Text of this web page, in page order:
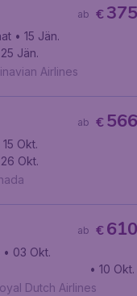
€375
ab
• 15 Jän.
Jän.
Airlines
€566
ab
15 Okt.
Okt.
€610
ab
• 03 Okt.
F. Kennedy
• 10 Okt.
Dutch Airlines